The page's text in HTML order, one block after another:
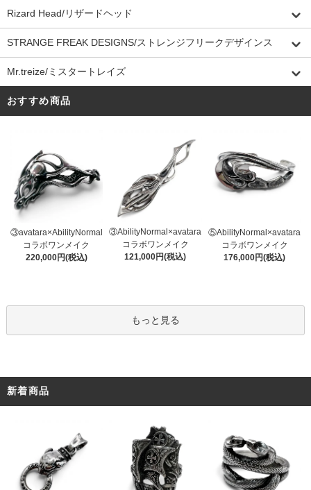
Rizard Head/リザードヘッド
STRANGE FREAK DESIGNS/ストレンジフリークデザインス
Mr.treize/ミスタートレイズ
おすすめ商品
③avatara×AbilityNormal
コラボワンメイク
220,000円(税込)
③AbilityNormal×avatara
コラボワンメイク
121,000円(税込)
⑤AbilityNormal×avatara
コラボワンメイク
176,000円(税込)
もっと見る
新着商品